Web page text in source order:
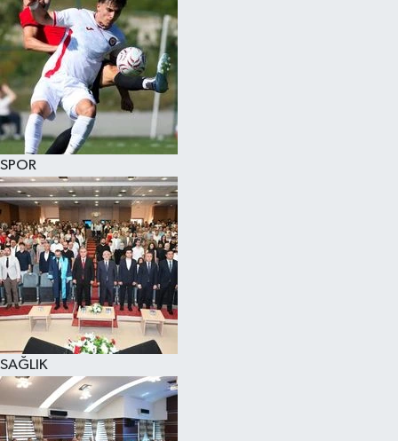
SPOR
SAĞLIK
YAŞAM